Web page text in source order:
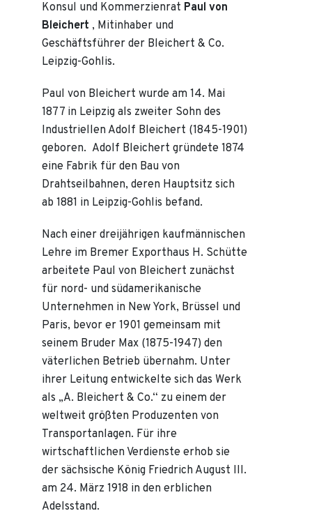
Konsul und Kommerzienrat Paul von
Bleichert , Mitinhaber und
Geschäftsführer der Bleichert & Co.
Leipzig-Gohlis.
Paul von Bleichert wurde am 14. Mai
1877 in Leipzig als zweiter Sohn des
Industriellen Adolf Bleichert (1845-1901)
geboren. Adolf Bleichert gründete 1874
eine Fabrik für den Bau von
Drahtseilbahnen, deren Hauptsitz sich
ab 1881 in Leipzig-Gohlis befand.
Nach einer dreijährigen kaufmännischen
Lehre im Bremer Exporthaus H. Schütte
arbeitete Paul von Bleichert zunächst
für nord- und südamerikanische
Unternehmen in New York, Brüssel und
Paris, bevor er 1901 gemeinsam mit
seinem Bruder Max (1875-1947) den
väterlichen Betrieb übernahm. Unter
ihrer Leitung entwickelte sich das Werk
als „A. Bleichert & Co.“ zu einem der
weltweit größten Produzenten von
Transportanlagen. Für ihre
wirtschaftlichen Verdienste erhob sie
der sächsische König Friedrich August III.
am 24. März 1918 in den erblichen
Adelsstand.